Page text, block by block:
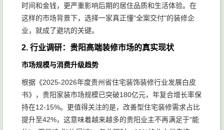
时间和金钱，更严重影响后期的居住品质和生活体验。在
这样的市场背景下，选择一家真正懂"全案交付"的装修企
业，就成了避坑的关键。
2. 行业调研：贵阳高端装修市场的真实现状
市场规模与消费升级趋势
根据《2025-2026年度贵州省住宅装饰装修行业发展白皮
书》，贵阳家装市场规模已突破180亿元，年复合增长率保
持在12-15%。更值得关注的是，改善型住宅装修需求占比
提升至42%，这意味着越来越多的贵阳业主不再满足于"能